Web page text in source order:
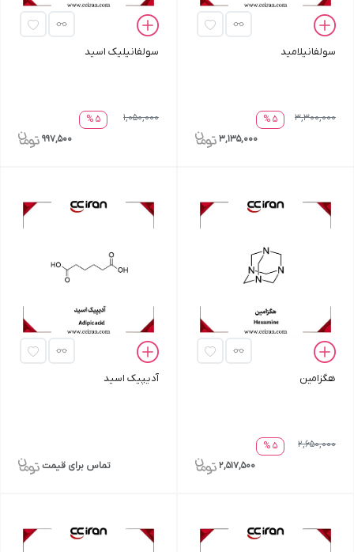
سولفانیلامید
5 %
3,300,000
3,135,000
سولفانیلیک اسید
5 %
1,050,000
997,500
هگزامین
5 %
2,650,000
2,517,500
آدیپیک اسید
تماس برای قیمت